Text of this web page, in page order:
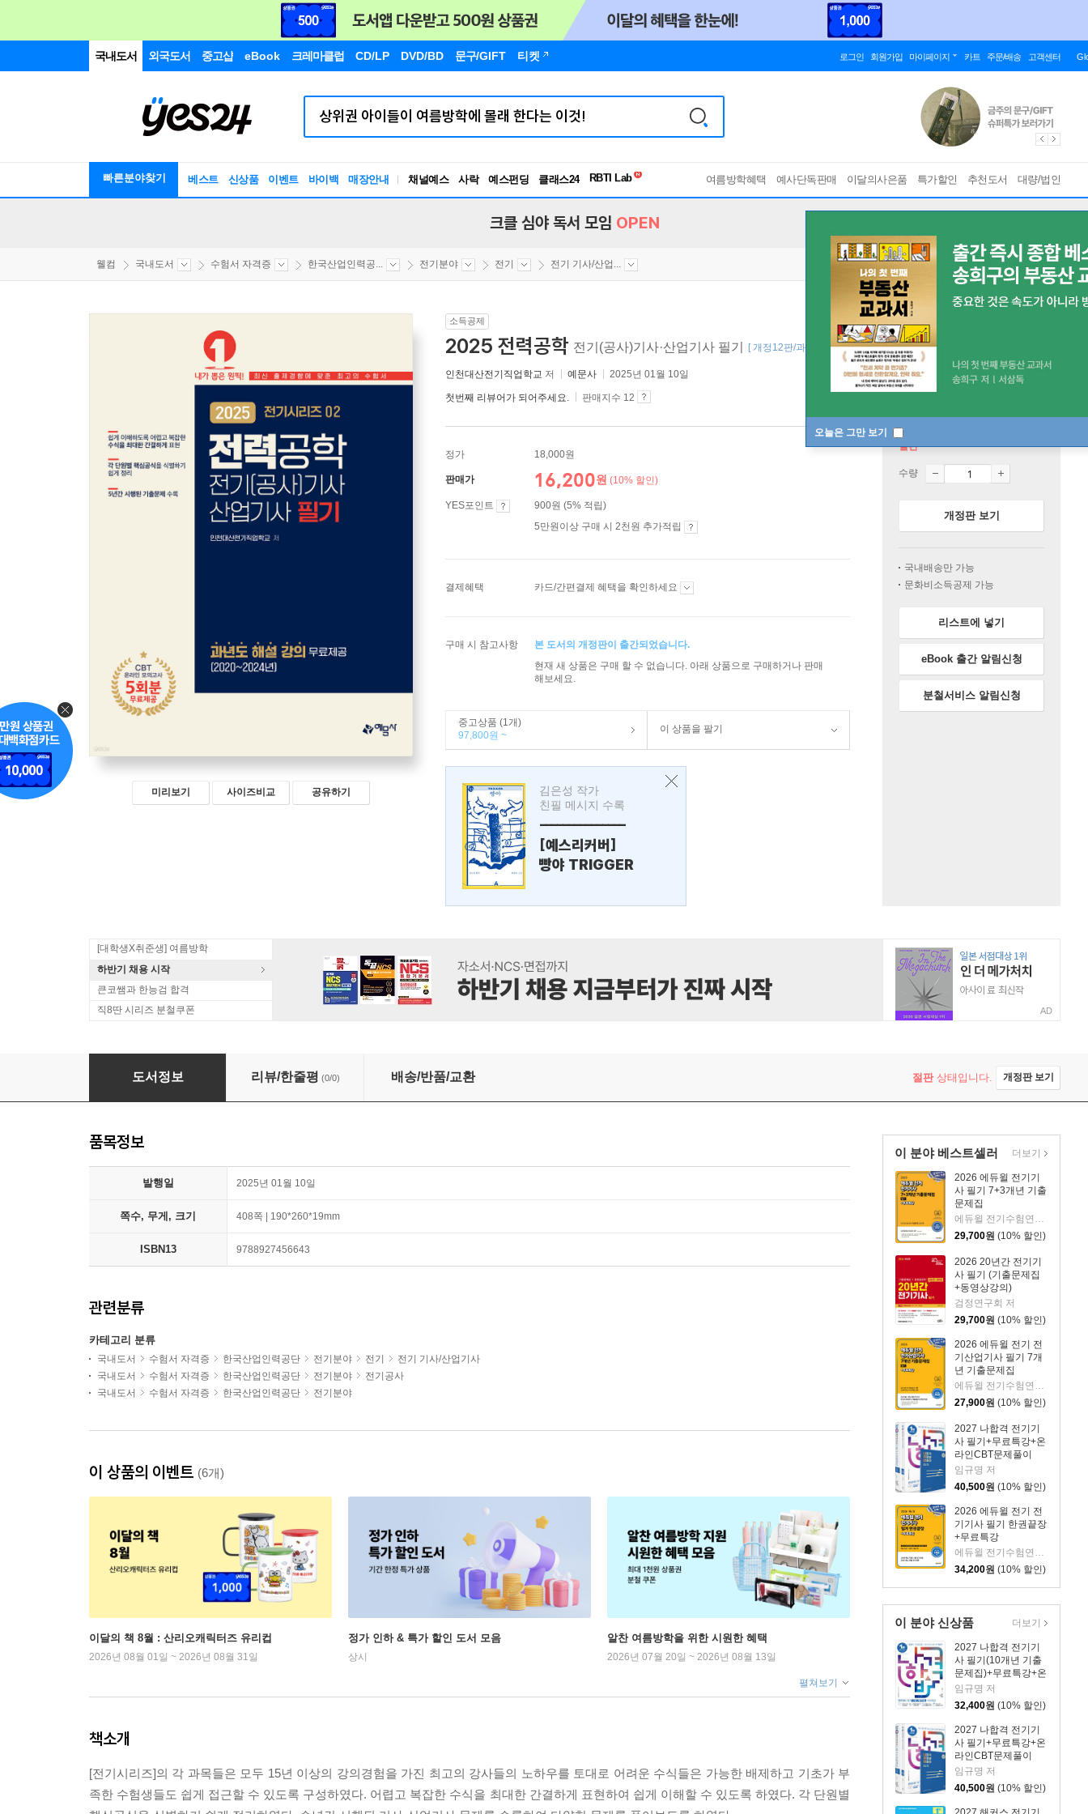
국내도서 외국도서 중고샵 eBook 크레마클럽 CD/LP DVD/BD 문구/GIFT 티켓 로그인 회원가입 마이페이지 카트 주문/배송 고객센터
빠른분야찾기 베스트 신상품 이벤트 바이백 매장안내 채널예스 사락 예스펀딩 클래스24
독서유형검사
여름방학혜택 예사단독판매 이달의사은품 특가할인 추천도서 대량/법인
오늘은 그만 보기
크클 심야 독서 모임 OPEN
웰컴 국내도서 수험서 자격증 한국산업인력공... 전기분야 전기 전기 기사/산업...
미리보기 사이즈비교 공유하기
소득공제
2025 전력공학 전기(공사)기사·산업기사 필기 [ 개정12판/과년도 해설 강의 무료제공(2020~2024년) ]
인천대산전기직업학교 저 예문사 2025년 01월 10일
첫번째 리뷰어가 되어주세요. 판매지수 12
정가 18,000원
판매가 16,200원 (10% 할인)
YES포인트
900원 (5% 적립)
5만원이상 구매 시 2천원 추가적립
결제혜택 카드/간편결제 혜택을 확인하세요
구매 시 참고사항
본 도서의 개정판이 출간되었습니다.
현재 새 상품은 구매 할 수 없습니다. 아래 상품으로 구매하거나 판매
해보세요.
중고상품 (1개)
97,800원 ~
이 상품을 팔기
김은성 작가
친필 메시지 수록
---------------
[예스리커버]
빵야 TRIGGER
절판
수량
개정판 보기
국내배송만 가능
문화비소득공제 가능
리스트에 넣기
eBook 출간 알림신청
분철서비스 알림신청
[대학생X취준생] 여름방학
하반기 채용 시작
큰코쌤과 한능검 합격
직8딴 시리즈 분철쿠폰
AD
2025 전력공학
도서정보 리뷰/한줄평 (0/0) 배송/반품/교환 절판상태입니다. 개정판 보기
이 분야 베스트셀러
2026 에듀윌 전기기
사 필기 7+3개년 기출
문제집
에듀윌 전기수험연구소 편저
29,700원 (10% 할인)
2026 20년간 전기기
사 필기 (기출문제집
+동영상강의)
검정연구회 저
29,700원 (10% 할인)
2026 에듀윌 전기 전
기산업기사 필기 7개
년 기출문제집
에듀윌 전기수험연구소 편저
27,900원 (10% 할인)
2027 나합격 전기기
사 필기+무료특강+온
라인CBT문제풀이
임규명 저
40,500원 (10% 할인)
2026 에듀윌 전기 전
기기사 필기 한권끝장
+무료특강
에듀윌 전기수험연구소 편저
34,200원 (10% 할인)
더보기
이 분야 신상품
2027 나합격 전기기
사 필기(10개년 기출
문제집)+무료특강+온
라인CBT문제풀이
임규명 저
32,400원 (10% 할인)
2027 나합격 전기기
사 필기+무료특강+온
라인CBT문제풀이
임규명 저
40,500원 (10% 할인)
더보기
품목정보
발행일 2025년 01월 10일
쪽수, 무게, 크기 408쪽 | 190*260*19mm
ISBN13 9788927456643
관련분류
카테고리 분류
국내도서 수험서 자격증 한국산업인력공단 전기분야 전기
전기 기사/산업기사
국내도서
수험서 자격증 한국산업인력공단 전기분야
전기공사
국내도서
수험서 자격증 한국산업인력공단 전기분야
이 상품의 이벤트 (6개)
이달의 책 8월 : 산리오캐릭터즈 유리컵
2026년 08월 01일 ~ 2026년 08월 31일
정가 인하 & 특가 할인 도서 모음
상시
알찬 여름방학을 위한 시원한 혜택
2026년 07월 20일 ~ 2026년 08월 13일
펼쳐보기
책소개
[전기시리즈]의 각 과목들은 모두 15년 이상의 강의경험을 가진 최고의 강사들의 노하우를 토대로 어려운 수식들은 가능한 배제하고 기초가 부
족한 수험생들도 쉽게 접근할 수 있도록 구성하였다. 어렵고 복잡한 수식을 최대한 간결하게 표현하여 쉽게 이해할 수 있도록 하였다. 각 단원별